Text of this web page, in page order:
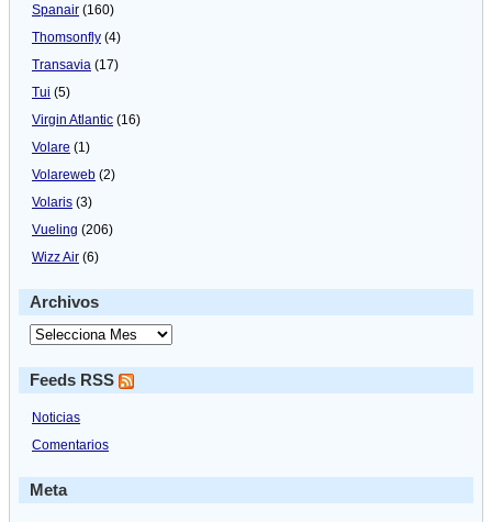
Spanair (160)
Thomsonfly (4)
Transavia (17)
Tui (5)
Virgin Atlantic (16)
Volare (1)
Volareweb (2)
Volaris (3)
Vueling (206)
Wizz Air (6)
Archivos
Feeds RSS
Noticias
Comentarios
Meta